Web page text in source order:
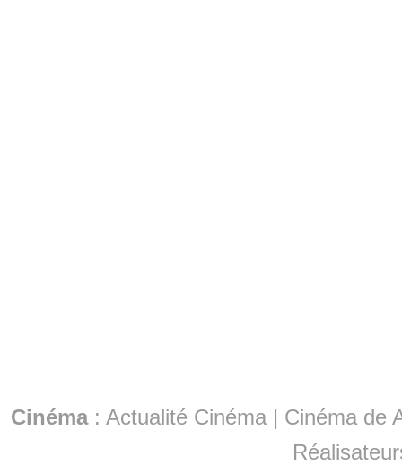
Cinéma: Actualité Cinéma | Cinéma de